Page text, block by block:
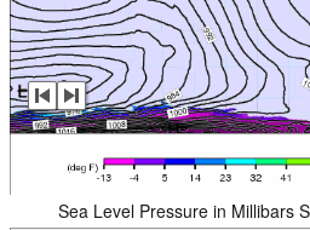
Sea Level Pressure in Millibars